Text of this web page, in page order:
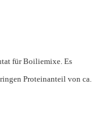
für Boiliemixe. Es
Proteinanteil von ca.